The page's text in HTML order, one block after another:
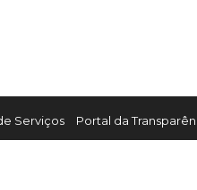
Serviços Portal da